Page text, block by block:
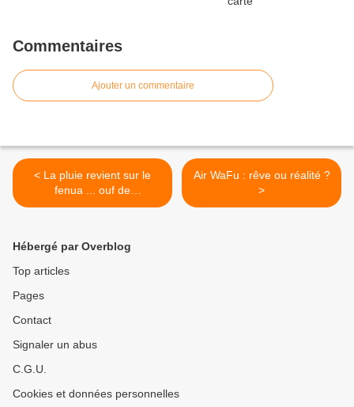
Commentaires
Ajouter un commentaire
< La pluie revient sur le
fenua ... ouf de
soulagement !!!
Air WaFu : rêve ou réalité ?
>
Hébergé par Overblog
Top articles
Pages
Contact
Signaler un abus
C.G.U.
Cookies et données personnelles